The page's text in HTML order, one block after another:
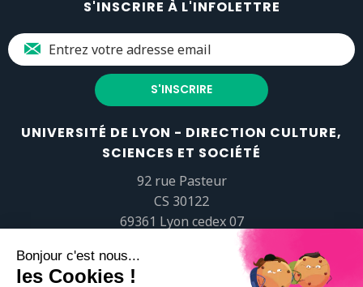
S'INSCRIRE À L'INFOLETTRE
UNIVERSITÉ DE LYON - DIRECTION CULTURE,
SCIENCES ET SOCIÉTÉ
92 rue Pasteur
CS 30122
69361 Lyon cedex 07
popsciences@universite-lyon.fr
Tél.+33 (0)4 37 37 82 01